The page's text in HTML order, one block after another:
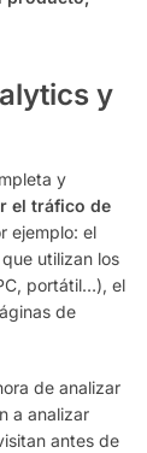
y
y
el tráfico de
ejemplo: el
utilizan los
portátil…), el
de
de analizar
a analizar
antes de